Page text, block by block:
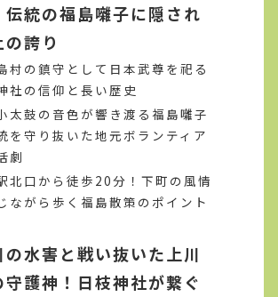
伝統の福島囃子に隠され
誇り
村の鎮守として日本武尊を祀る
社の信仰と長い歴史
太鼓の音色が響き渡る福島囃子
を守り抜いた地元ボランティア
劇
北口から徒歩20分！下町の風情
ながら歩く福島散策のポイント
の水害と戦い抜いた上川
守護神！日枝神社が繋ぐ